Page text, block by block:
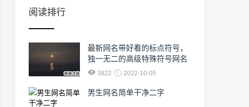
阅读排行
最新网名带好看的标点符号，
独一无二的高级特殊符号网名
3822 2022-10-05
男生网名简单干净二字